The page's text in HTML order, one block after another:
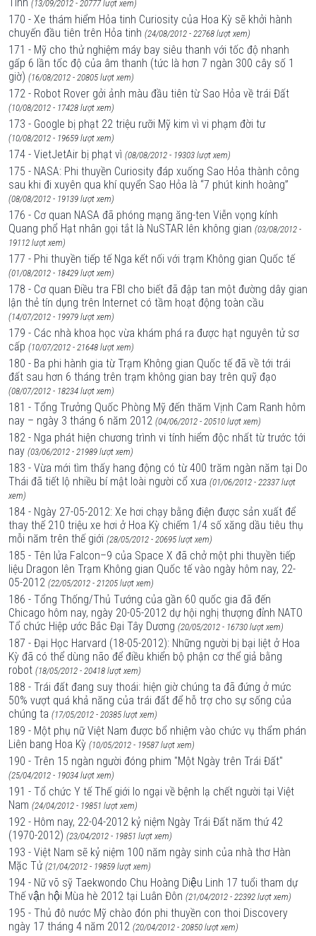
(13/09/2012 - 20777 lượt xem)
170 - Xe thám hiểm Hỏa tinh Curiosity của Hoa Kỳ sẽ khởi hành
chuyến đầu tiên trên Hỏa tinh (24/08/2012 - 22768 lượt xem)
171 - Mỹ cho thử nghiệm máy bay siêu thanh với tốc độ nhanh
gấp 6 lần tốc độ của âm thanh (tức là hơn 7 ngàn 300 cây số 1
giờ) (16/08/2012 - 20805 lượt xem)
172 - Robot Rover gởi ảnh màu đầu tiên từ Sao Hỏa về trái Đất
(10/08/2012 - 17428 lượt xem)
173 - Google bị phạt 22 triệu rưỡi Mỹ kim vì vi phạm đời tư
(10/08/2012 - 19659 lượt xem)
174 - VietJetAir bị phạt vì (08/08/2012 - 19303 lượt xem)
175 - NASA: Phi thuyền Curiosity đáp xuống Sao Hỏa thành công
sau khi đi xuyên qua khí quyển Sao Hỏa là “7 phút kinh hoàng”
(08/08/2012 - 19139 lượt xem)
176 - Cơ quan NASA đã phóng mạng ăng-ten Viễn vọng kính
Quang phổ Hạt nhân gọi tắt là NuSTAR lên không gian (03/08/2012 -
19112 lượt xem)
177 - Phi thuyền tiếp tế Nga kết nối với trạm Không gian Quốc tế
(01/08/2012 - 18429 lượt xem)
178 - Cơ quan Điều tra FBI cho biết đã đập tan một đường dây gian
lận thẻ tín dụng trên Internet có tầm hoạt động toàn cầu
(14/07/2012 - 19979 lượt xem)
179 - Các nhà khoa học vừa khám phá ra được hạt nguyên tử sơ
cấp (10/07/2012 - 21648 lượt xem)
180 - Ba phi hành gia từ Trạm Không gian Quốc tế đã về tới trái
đất sau hơn 6 tháng trên trạm không gian bay trên quỹ đạo
(08/07/2012 - 18234 lượt xem)
181 - Tổng Trưởng Quốc Phòng Mỹ đến thăm Vịnh Cam Ranh hôm
nay – ngày 3 tháng 6 năm 2012 (04/06/2012 - 20510 lượt xem)
182 - Nga phát hiện chương trình vi tính hiểm độc nhất từ trước tới
nay (03/06/2012 - 21989 lượt xem)
183 - Vừa mới tìm thấy hang động có từ 400 trăm ngàn năm tại Do
Thái đã tiết lộ nhiều bí mật loài người cổ xưa (01/06/2012 - 22337 lượt
xem)
184 - Ngày 27-05-2012: Xe hơi chạy bằng điện được sản xuất để
thay thế 210 triệu xe hơi ở Hoa Kỳ chiếm 1/4 số xăng dầu tiêu thụ
mỗi năm trên thế giới (28/05/2012 - 20695 lượt xem)
185 - Tên lửa Falcon–9 của Space X đã chở một phi thuyền tiếp
liệu Dragon lên Trạm Không gian Quốc tế vào ngày hôm nay, 22-
05-2012 (22/05/2012 - 21205 lượt xem)
186 - Tổng Thống/Thủ Tướng của gần 60 quốc gia đã đến
Chicago hôm nay, ngày 20-05-2012 dự hội nghị thượng đỉnh NATO
Tổ chức Hiệp ước Bắc Đại Tây Dương (20/05/2012 - 16730 lượt xem)
187 - Đại Học Harvard (18-05-2012): Những người bị bại liệt ở Hoa
Kỳ đã có thể dùng não để điều khiển bộ phận cơ thể giả bằng
robot (18/05/2012 - 20418 lượt xem)
188 - Trái đất đang suy thoái: hiện giờ chúng ta đã đứng ở mức
50% vượt quá khả năng của trái đất để hỗ trợ cho sự sống của
chúng ta (17/05/2012 - 20385 lượt xem)
189 - Một phụ nữ Việt Nam được bổ nhiệm vào chức vụ thẩm phán
Liên bang Hoa Kỳ (10/05/2012 - 19587 lượt xem)
190 - Trên 15 ngàn người đóng phim "Một Ngày trên Trái Đất"
(25/04/2012 - 19034 lượt xem)
191 - Tổ chức Y tế Thế giới lo ngại về bệnh lạ chết người tại Việt
Nam (24/04/2012 - 19851 lượt xem)
192 - Hôm nay, 22-04-2012 kỷ niệm Ngày Trái Đất năm thứ 42
(1970-2012) (23/04/2012 - 19851 lượt xem)
193 - Việt Nam sẽ kỷ niệm 100 năm ngày sinh của nhà thơ Hàn
Mặc Tử (21/04/2012 - 19859 lượt xem)
194 - Nữ võ sỹ Taekwondo Chu Hoàng Diệu Linh 17 tuổi tham dự
Thế vận hội Mùa hè 2012 tại Luân Đôn (21/04/2012 - 22392 lượt xem)
195 - Thủ đô nước Mỹ chào đón phi thuyền con thoi Discovery
ngày 17 tháng 4 năm 2012 (20/04/2012 - 20850 lượt xem)